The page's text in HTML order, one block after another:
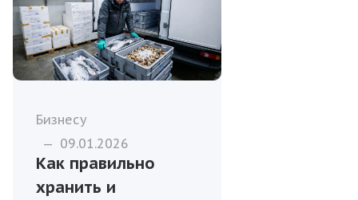
Бизнесу
— 09.01.2026
Как правильно
хранить и